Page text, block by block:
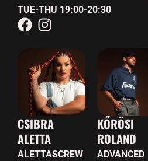
TUE-THU 19:00-20:30
CSIBRA
ALETTA
ALETTASCREW
KŐRÖSI
ROLAND
ADVANCED